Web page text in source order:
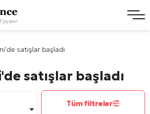
satışlar başladı
satışlar başladı
Tüm filtreler